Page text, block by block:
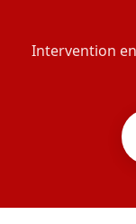
Intervention